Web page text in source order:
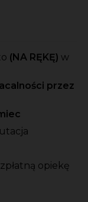
(NA RĘKĘ) w
przez
opiekę